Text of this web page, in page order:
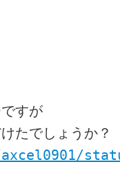
すが
たでしょうか？